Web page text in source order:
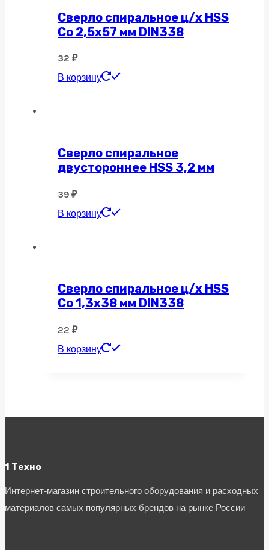
Сверло спиральное ц/х HSS
Co 2,5х57 мм DIN338
32 ₽
В корзину
Сверло спиральное
двустороннее HSS 3,2 мм
39 ₽
В корзину
Сверло спиральное ц/х HSS
Co 1,3х38 мм DIN338
22 ₽
В корзину
1 Техно
Интернет-магазин строительного оборудования и расходных
материалов самых популярных брендов на рынке России